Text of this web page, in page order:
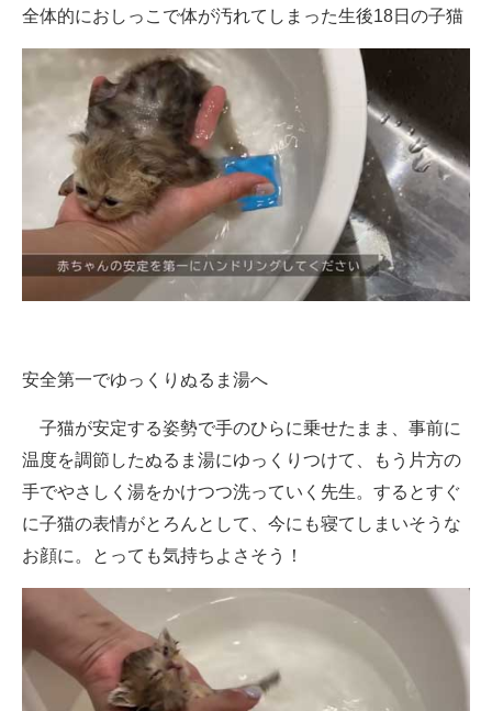
全体的におしっこで体が汚れてしまった生後18日の子猫
安全第一でゆっくりぬるま湯へ
子猫が安定する姿勢で手のひらに乗せたまま、事前に
温度を調節したぬるま湯にゆっくりつけて、もう片方の
手でやさしく湯をかけつつ洗っていく先生。するとすぐ
に子猫の表情がとろんとして、今にも寝てしまいそうな
お顔に。とっても気持ちよさそう！